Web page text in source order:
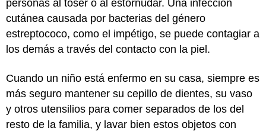
personas al toser o al estornudar. Una infección
cutánea causada por bacterias del género
estreptococo, como el impétigo, se puede contagiar a
los demás a través del contacto con la piel.
Cuando un niño está enfermo en su casa, siempre es
más seguro mantener su cepillo de dientes, su vaso
y otros utensilios para comer separados de los del
resto de la familia, y lavar bien estos objetos con